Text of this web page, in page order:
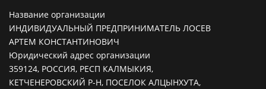
Название организации
ИНДИВИДУАЛЬНЫЙ ПРЕДПРИНИМАТЕЛЬ ЛОСЕВ
АРТЕМ КОНСТАНТИНОВИЧ
Юридический адрес организации
359124, РОССИЯ, РЕСП КАЛМЫКИЯ,
КЕТЧЕНЕРОВСКИЙ Р-Н, ПОСЕЛОК АЛЦЫНХУТА,